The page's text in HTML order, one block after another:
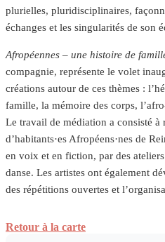
plurielles, pluridisciplinaires,
échanges et les singularités de son
Afropéennes – une histoire de
compagnie, représente le volet
créations autour de ces thèmes :
famille, la mémoire des corps,
Le travail de médiation a consisté à
d’habitants·es Afropéens·nes de
en voix et en fiction, par des
danse. Les artistes ont également
des répétitions ouvertes et
Retour à la carte